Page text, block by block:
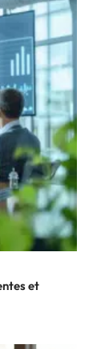
et